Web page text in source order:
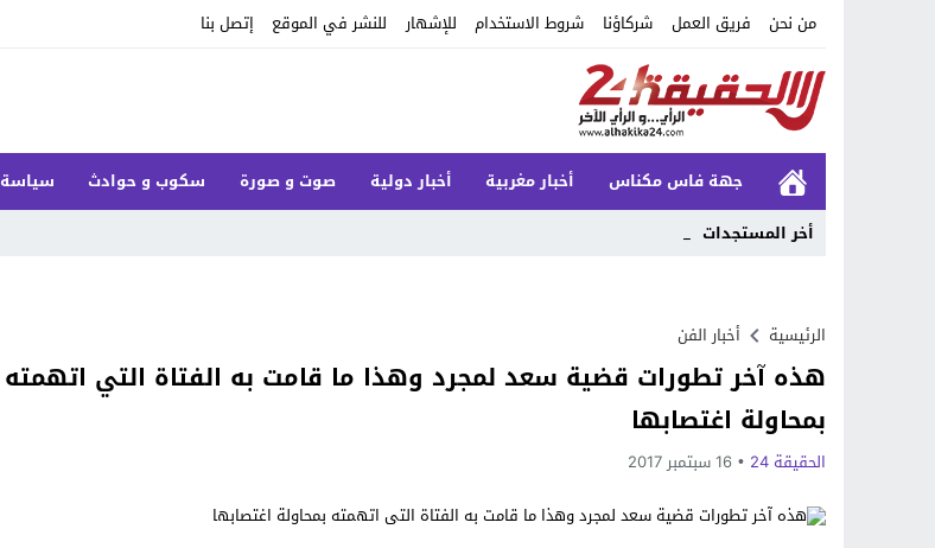
من نحن فريق العمل شركاؤنا شروط الاستخدام للإشهار للنشر في الموقع إتصل بنا
جهة فاس مكناس أخبار مغربية أخبار دولية صوت و صورة سكوب و حوادث سياسة
أخر المستجدات _
Previous
Next
الرئيسية أخبار الفن
هذه آخر تطورات قضية سعد لمجرد وهذا ما قامت به الفتاة التي اتهمته
بمحاولة اغتصابها
الحقيقة 24 16 سبتمبر 2017